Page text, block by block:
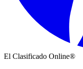
El Clasificado Online®